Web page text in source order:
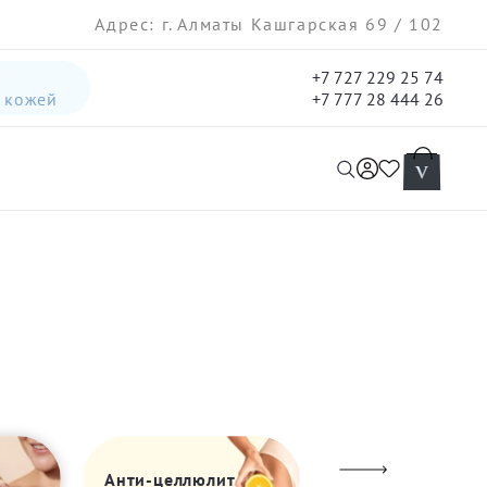
Адрес: г. Алматы Кашгарская 69 / 102
кожей
+7 727 229 25 74
+7 777 28 444 26
Анти-целлюлит Шейпинг